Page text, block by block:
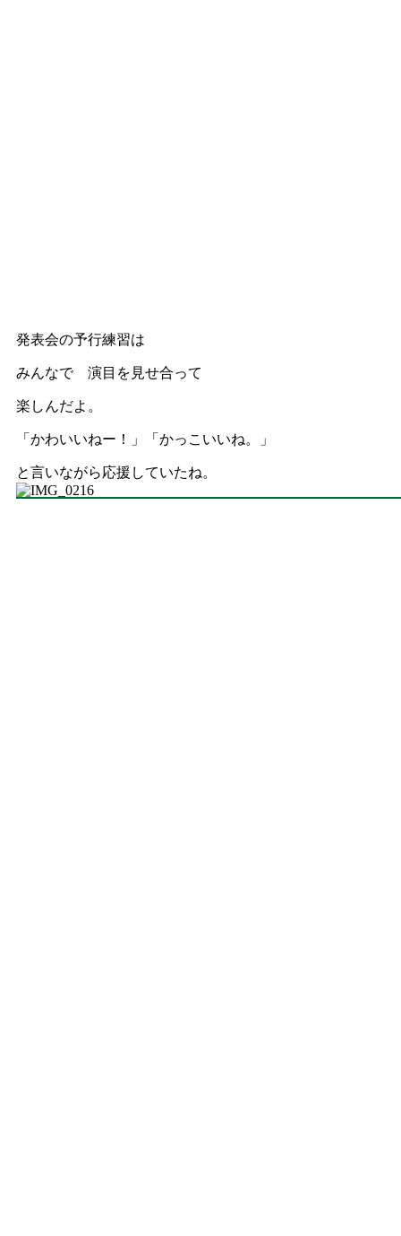
発表会の予行練習は
みんなで 演目を見せ合って
楽しんだよ。
「かわいいねー！」「かっこいいね。」
と言いながら応援していたね。